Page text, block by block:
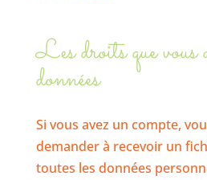
Les droits que vous
données
Si vous avez un compte,
demander à recevoir un
toutes les données